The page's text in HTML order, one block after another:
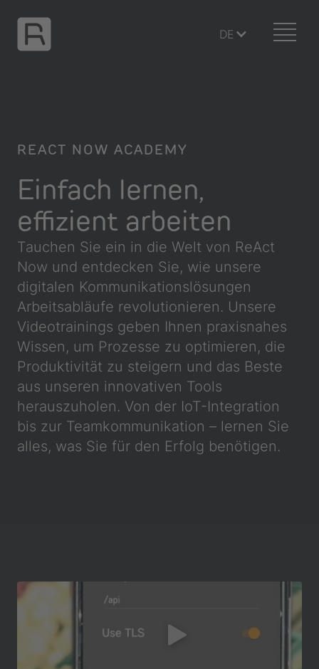
DE
REACT NOW ACADEMY
Einfach lernen,
effizient arbeiten
Tauchen Sie ein in die Welt von ReAct
Now und entdecken Sie, wie unsere
digitalen Kommunikationslösungen
Arbeitsabläufe revolutionieren. Unsere
Videotrainings geben Ihnen praxisnahes
Wissen, um Prozesse zu optimieren, die
Produktivität zu steigern und das Beste
aus unseren innovativen Tools
herauszuholen. Von der IoT-Integration
bis zur Teamkommunikation – lernen Sie
alles, was Sie für den Erfolg benötigen.